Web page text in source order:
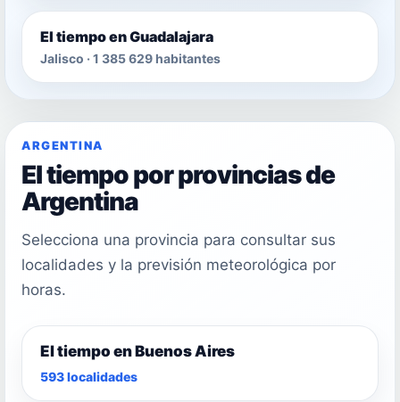
El tiempo en Guadalajara
Jalisco · 1 385 629 habitantes
ARGENTINA
El tiempo por provincias de
Argentina
Selecciona una provincia para consultar sus
localidades y la previsión meteorológica por
horas.
El tiempo en Buenos Aires
593 localidades